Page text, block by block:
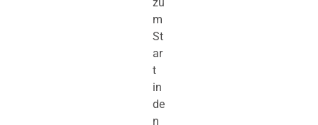
m
St
ar
t
in
de
n